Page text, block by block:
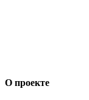
О проекте